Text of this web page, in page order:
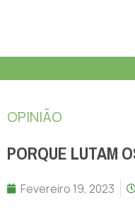
OPINIÃO
PORQUE LUTAM
Fevereiro 19, 2023